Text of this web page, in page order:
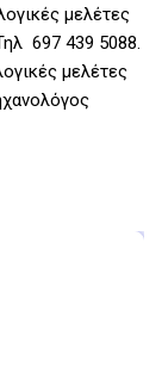
μελέτες
697 439 5088.
μελέτες